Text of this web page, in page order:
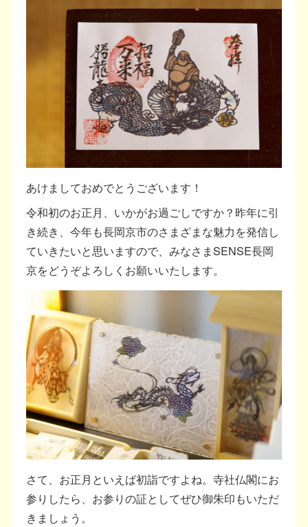
あけましておめでとうございます！
令和初のお正月、いかがお過ごしですか？昨年に引
き続き、今年も長岡京市のさまざまな魅力を発信し
ていきたいと思いますので、みなさまSENSE長岡
京をどうぞよろしくお願いいたします。
さて、お正月といえば初詣ですよね。寺社仏閣にお
参りしたら、お参りの証としてぜひ御朱印もいただ
きましょう。